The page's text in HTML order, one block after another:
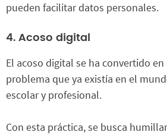
pueden facilitar datos personales.
4. Acoso digital
El acoso digital se ha convertido
problema que ya existía en el
escolar y profesional.
Con esta práctica, se busca